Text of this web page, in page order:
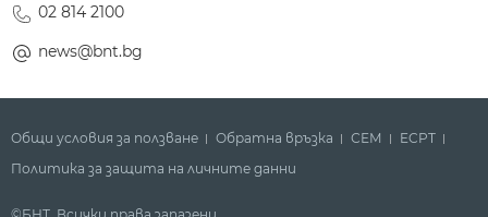
02 814 2100
news@bnt.bg
Общи условия за ползване Обратна връзка СЕМ
ECPT
Политика за защита на личните данни